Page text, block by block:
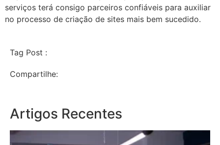
serviços terá consigo parceiros confiáveis ​​para auxiliar
no processo de criação de sites mais bem sucedido.
Tag Post :
Compartilhe:
Artigos Recentes